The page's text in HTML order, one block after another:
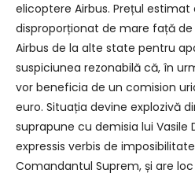
elicoptere Airbus. Prețul
disproporționat de mare față
Airbus de la alte state pentru
suspiciunea rezonabilă că, în
vor beneficia de un comision
euro. Situația devine explozivă
suprapune cu demisia lui Vasile
expressis verbis de
Comandantul Suprem, și are